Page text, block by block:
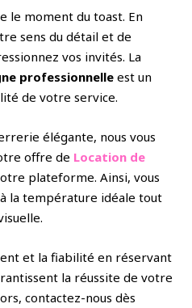
le moment du toast. En
sens du détail et de
vos invités. La
professionnelle est un
de votre service.
élégante, nous vous
offre de Location de
plateforme. Ainsi, vous
la température idéale tout
et la fiabilité en réservant
la réussite de votre
contactez-nous dès